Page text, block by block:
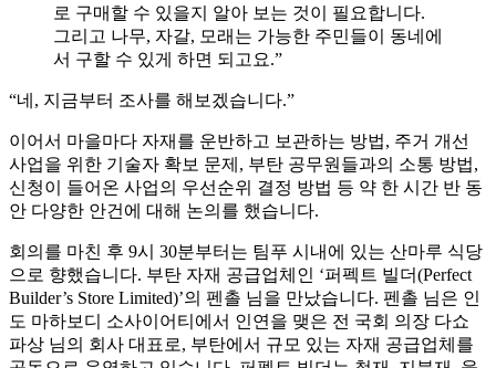
로 구매할 수 있을지 알아 보는 것이 필요합니다.
그리고 나무, 자갈, 모래는 가능한 주민들이 동네에
서 구할 수 있게 하면 되고요.”
“네, 지금부터 조사를 해보겠습니다.”
이어서 마을마다 자재를 운반하고 보관하는 방법, 주거 개선
사업을 위한 기술자 확보 문제, 부탄 공무원들과의 소통 방법,
신청이 들어온 사업의 우선순위 결정 방법 등 약 한 시간 반 동
안 다양한 안건에 대해 논의를 했습니다.
회의를 마친 후 9시 30분부터는 팀푸 시내에 있는 산마루 식당
으로 향했습니다. 부탄 자재 공급업체인 ‘퍼펙트 빌더(Perfect
Builder’s Store Limited)’의 펜촐 님을 만났습니다. 펜촐 님은 인
도 마하보디 소사이어티에서 인연을 맺은 전 국회 의장 다쇼
파상 님의 회사 대표로, 부탄에서 규모 있는 자재 공급업체를